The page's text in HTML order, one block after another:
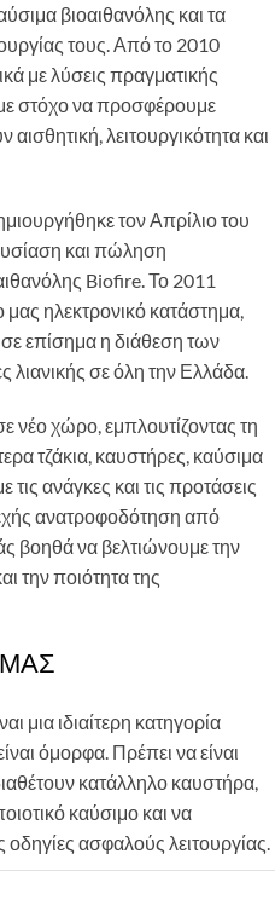
βιοαιθανόλης και τα
τους. Από το 2010
με λύσεις πραγματικής
στόχο να προσφέρουμε
λειτουργικότητα και
τον Απρίλιο του
και πώληση
Biofire. Το 2011
ηλεκτρονικό κατάστημα,
επίσημα η διάθεση των
λιανικής σε όλη την Ελλάδα.
νέο χώρο, εμπλουτίζοντας τη
τζάκια, καυστήρες, καύσιμα
ανάγκες και τις προτάσεις
ανατροφοδότηση από
βοηθά να βελτιώνουμε την
την ποιότητα της
μια ιδιαίτερη κατηγορία
όμορφα. Πρέπει να είναι
κατάλληλο καυστήρα,
καύσιμο και να
ασφαλούς λειτουργίας.